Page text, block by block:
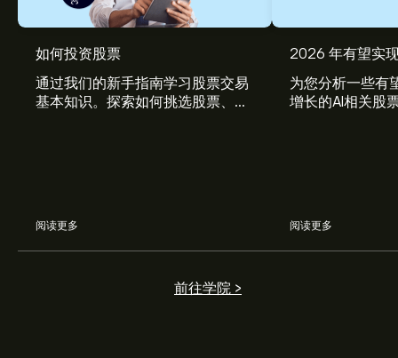
如何投资股票
通过我们的新手指南学习股票交易
基本知识。探索如何挑选股票、管
阅读更多
2026 年有望实
为您分析一些有
增长的AI相关股
阅读更多
前往学院 >